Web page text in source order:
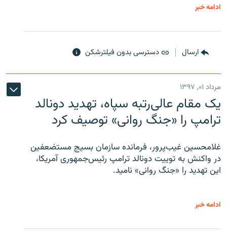
ادامه خبر
ارسال دسترسی بدون فیلترشکن
مرداد ۰۱, ۱۳۹۷
یک مقام عالی‌رتبه سپاه، تهدید دونالد
ترامپ را «جنگ روانی» توصیف کرد
غلامحسین غیب‌پرور، فرمانده سازمان بسیج مستضعفین
در واکنش به توییت دونالد ترامپ رئیس‌جمهوری آمریکا،
این تهدید را «جنگ روانی» نامید.
ادامه خبر